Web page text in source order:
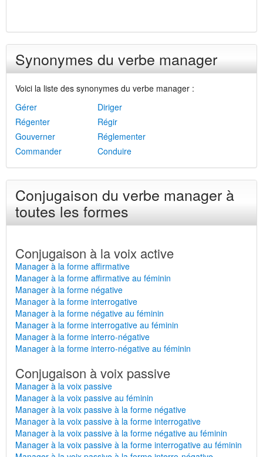
Synonymes du verbe manager
Voici la liste des synonymes du verbe manager :
Gérer
Diriger
Régenter
Régir
Gouverner
Réglementer
Commander
Conduire
Conjugaison du verbe manager à
toutes les formes
Conjugaison à la voix active
Manager à la forme affirmative
Manager à la forme affirmative au féminin
Manager à la forme négative
Manager à la forme interrogative
Manager à la forme négative au féminin
Manager à la forme interrogative au féminin
Manager à la forme interro-négative
Manager à la forme interro-négative au féminin
Conjugaison à voix passive
Manager à la voix passive
Manager à la voix passive au féminin
Manager à la voix passive à la forme négative
Manager à la voix passive à la forme interrogative
Manager à la voix passive à la forme négative au féminin
Manager à la voix passive à la forme interrogative au féminin